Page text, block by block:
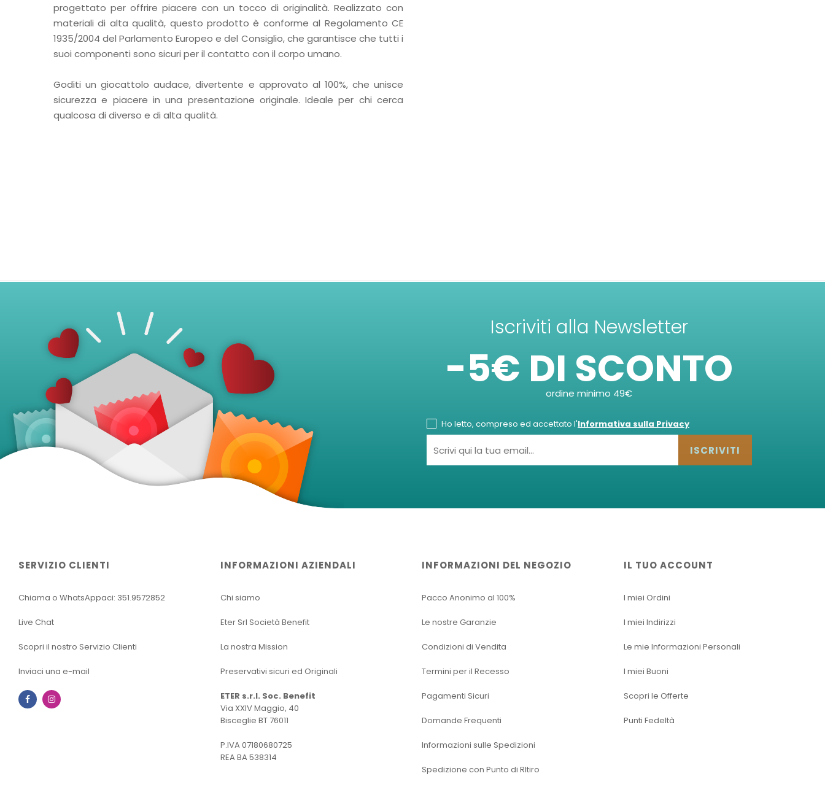
progettato per offrire piacere con un tocco di originalità. Realizzato con
materiali di alta qualità, questo prodotto è conforme al Regolamento CE
1935/2004 del Parlamento Europeo e del Consiglio, che garantisce che tutti i
suoi componenti sono sicuri per il contatto con il corpo umano.
Goditi un giocattolo audace, divertente e approvato al 100%, che unisce
sicurezza e piacere in una presentazione originale. Ideale per chi cerca
qualcosa di diverso e di alta qualità.
Iscriviti alla Newsletter
-5€ DI SCONTO
ordine minimo 49€
Ho letto, compreso ed accettato l'Informativa sulla Privacy
ISCRIVITI
SERVIZIO CLIENTI
Chiama o WhatsAppaci: 351.9572852
Live Chat
Scopri il nostro Servizio Clienti
Inviaci una e-mail
Facebook
INFORMAZIONI AZIENDALI
Chi siamo
Eter Srl Società Benefit
La nostra Mission
Preservativi sicuri ed Originali
ETER s.r.l. Soc. Benefit
Via XXIV Maggio, 40
Bisceglie BT 76011
P.IVA 07180680725
REA BA 538314
INFORMAZIONI DEL NEGOZIO
Pacco Anonimo al 100%
Le nostre Garanzie
Condizioni di Vendita
Termini per il Recesso
Pagamenti Sicuri
Domande Frequenti
Informazioni sulle Spedizioni
Spedizione con Punto di RItiro
IL TUO ACCOUNT
I miei Ordini
I miei Indirizzi
Le mie Informazioni Personali
I miei Buoni
Scopri le Offerte
Punti Fedeltà